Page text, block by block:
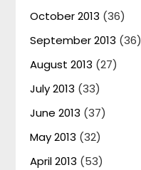
October 2013 (36)
September 2013 (36)
August 2013 (27)
July 2013 (33)
June 2013 (37)
May 2013 (32)
April 2013 (53)